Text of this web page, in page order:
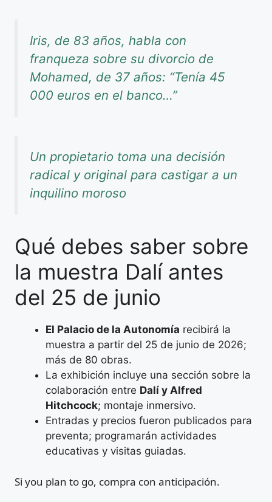
Iris, de 83 años, habla con
franqueza sobre su divorcio de
Mohamed, de 37 años: “Tenía 45
000 euros en el banco…”
Un propietario toma una decisión
radical y original para castigar a un
inquilino moroso
Qué debes saber sobre
la muestra Dalí antes
del 25 de junio
El Palacio de la Autonomía recibirá la
muestra a partir del 25 de junio de 2026;
más de 80 obras.
La exhibición incluye una sección sobre la
colaboración entre Dalí y Alfred
Hitchcock; montaje inmersivo.
Entradas y precios fueron publicados para
preventa; programarán actividades
educativas y visitas guiadas.
Si you plan to go, compra con anticipación.